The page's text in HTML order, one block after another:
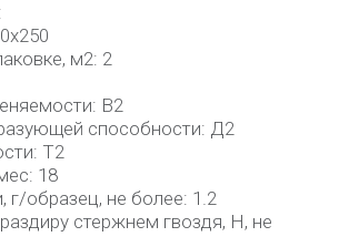
м2: 2
В2
способности: Д2
Т2
18
г/образец, не более: 1.2
стержнем гвоздя, Н, не